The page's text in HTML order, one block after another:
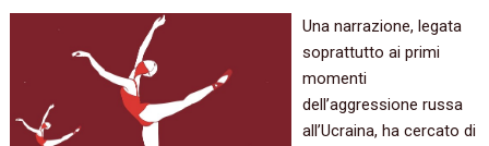
Una narrazione, legata
soprattutto ai primi
momenti
dell’aggressione russa
all’Ucraina, ha cercato di